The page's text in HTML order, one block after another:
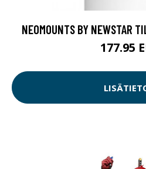
NEOMOUNTS BY NEWSTAR
177.95